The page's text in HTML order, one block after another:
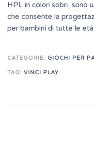
HPL in colori sobri, sono
che consente la
per bambini di tutte le età.
CATEGORIE: GIOCHI PER
TAG: VINCI PLAY